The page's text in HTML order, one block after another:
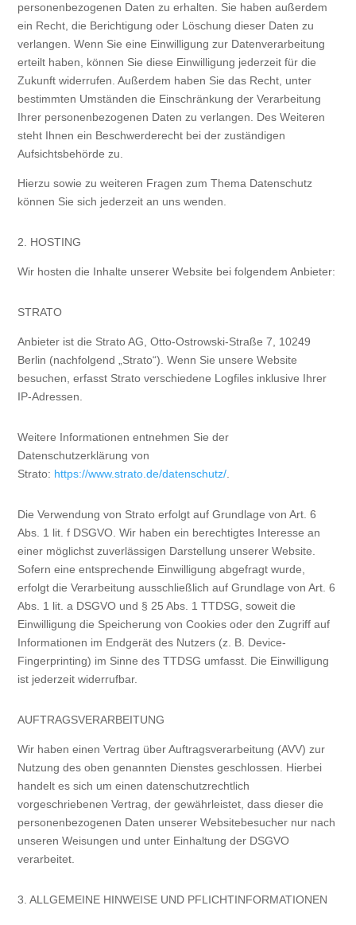
personenbezogenen Daten zu erhalten. Sie haben außerdem
ein Recht, die Berichtigung oder Löschung dieser Daten zu
verlangen. Wenn Sie eine Einwilligung zur Datenverarbeitung
erteilt haben, können Sie diese Einwilligung jederzeit für die
Zukunft widerrufen. Außerdem haben Sie das Recht, unter
bestimmten Umständen die Einschränkung der Verarbeitung
Ihrer personenbezogenen Daten zu verlangen. Des Weiteren
steht Ihnen ein Beschwerderecht bei der zuständigen
Aufsichtsbehörde zu.
Hierzu sowie zu weiteren Fragen zum Thema Datenschutz
können Sie sich jederzeit an uns wenden.
2. HOSTING
Wir hosten die Inhalte unserer Website bei folgendem Anbieter:
STRATO
Anbieter ist die Strato AG, Otto-Ostrowski-Straße 7, 10249
Berlin (nachfolgend „Strato“). Wenn Sie unsere Website
besuchen, erfasst Strato verschiedene Logfiles inklusive Ihrer
IP-Adressen.
Weitere Informationen entnehmen Sie der
Datenschutzerklärung von
Strato: https://www.strato.de/datenschutz/.
Die Verwendung von Strato erfolgt auf Grundlage von Art. 6
Abs. 1 lit. f DSGVO. Wir haben ein berechtigtes Interesse an
einer möglichst zuverlässigen Darstellung unserer Website.
Sofern eine entsprechende Einwilligung abgefragt wurde,
erfolgt die Verarbeitung ausschließlich auf Grundlage von Art. 6
Abs. 1 lit. a DSGVO und § 25 Abs. 1 TTDSG, soweit die
Einwilligung die Speicherung von Cookies oder den Zugriff auf
Informationen im Endgerät des Nutzers (z. B. Device-
Fingerprinting) im Sinne des TTDSG umfasst. Die Einwilligung
ist jederzeit widerrufbar.
AUFTRAGSVERARBEITUNG
Wir haben einen Vertrag über Auftragsverarbeitung (AVV) zur
Nutzung des oben genannten Dienstes geschlossen. Hierbei
handelt es sich um einen datenschutzrechtlich
vorgeschriebenen Vertrag, der gewährleistet, dass dieser die
personenbezogenen Daten unserer Websitebesucher nur nach
unseren Weisungen und unter Einhaltung der DSGVO
verarbeitet.
3. ALLGEMEINE HINWEISE UND PFLICHT­INFORMATIONEN